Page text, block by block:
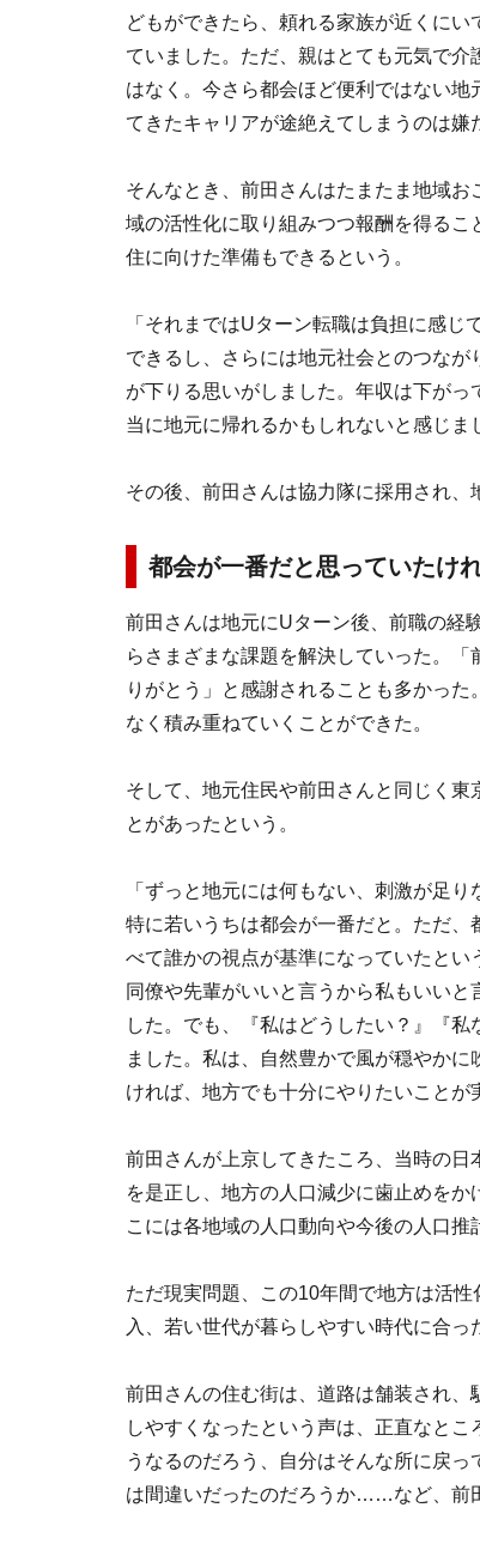
どもができたら、頼れる家族が近くに
ていました。ただ、親はとても元気で
はなく。今さら都会ほど便利ではない
てきたキャリアが途絶えてしまうのは嫌
そんなとき、前田さんはたまたま地域
域の活性化に取り組みつつ報酬を得る
住に向けた準備もできるという。
「それまではUターン転職は負担に感
できるし、さらには地元社会とのつな
が下りる思いがしました。年収は下が
当に地元に帰れるかもしれないと感じま
その後、前田さんは協力隊に採用され、
都会が一番だと思っていたけ
前田さんは地元にUターン後、前職の経
らさまざまな課題を解決していった。
りがとう」と感謝されることも多かっ
なく積み重ねていくことができた。
そして、地元住民や前田さんと同じく
とがあったという。
「ずっと地元には何もない、刺激が足
特に若いうちは都会が一番だと。ただ
べて誰かの視点が基準になっていたとい
同僚や先輩がいいと言うから私もいい
した。でも、『私はどうしたい？』『
ました。私は、自然豊かで風が穏やか
ければ、地方でも十分にやりたいことが
前田さんが上京してきたころ、当時の日
を是正し、地方の人口減少に歯止めを
こには各地域の人口動向や今後の人口推
ただ現実問題、この10年間で地方は活
入、若い世代が暮らしやすい時代に合っ
前田さんの住む街は、道路は舗装され
しやすくなったという声は、正直なと
うなるのだろう、自分はそんな所に戻
は間違いだったのだろうか……など、前